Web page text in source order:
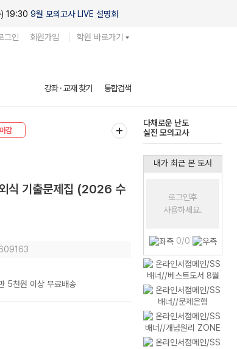
19:30 9월 모의고사 LIVE 설명회
그인 회원가입 학원 바로가기
강좌 · 교재 찾기 통합검색
감
다채로운 난도
실전 모의고사
식 기출문제집 (2026 수
내가 최근 본 도서
로그인후
사용하세요.
0/0